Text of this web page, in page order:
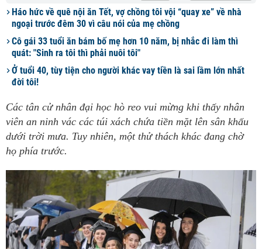
Háo hức về quê nội ăn Tết, vợ chồng tôi vội “quay xe” về nhà
ngoại trước đêm 30 vì câu nói của mẹ chồng
Cô gái 33 tuổi ăn bám bố mẹ hơn 10 năm, bị nhắc đi làm thì
quát: "Sinh ra tôi thì phải nuôi tôi"
Ở tuổi 40, tùy tiện cho người khác vay tiền là sai lầm lớn nhất
đời tôi!
Các tân cử nhân đại học hò reo vui mừng khi thấy nhân
viên an ninh vác các túi xách chứa tiền mặt lên sân khấu
dưới trời mưa. Tuy nhiên, một thử thách khác đang chờ
họ phía trước.